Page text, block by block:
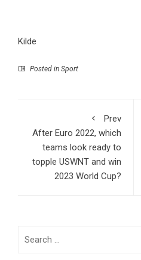
Kilde
Posted in Sport
Prev
After Euro 2022, which
teams look ready to
topple USWNT and win
2023 World Cup?